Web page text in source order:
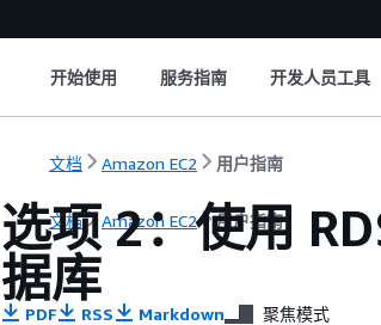
开始使用 服务指南 开发人员工具
文档 Amazon EC2 用户指南
文档 Amazon EC2 用户指南
选项 2：使用
据库
PDF RSS Markdown 聚焦模式